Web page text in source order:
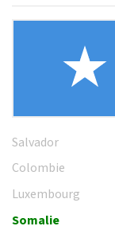
Salvador
Colombie
Luxembourg
Somalie